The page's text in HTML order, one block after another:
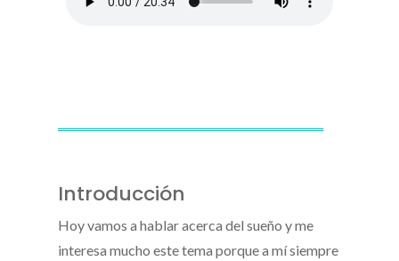
Introducción
Hoy vamos a hablar acerca del sueño y me
interesa mucho este tema porque a mí siempre